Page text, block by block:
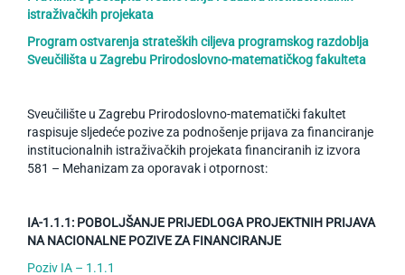
istraživačkih projekata
Program ostvarenja strateških ciljeva programskog razdoblja
Sveučilišta u Zagrebu Prirodoslovno-matematičkog fakulteta
Sveučilište u Zagrebu Prirodoslovno-matematički fakultet
raspisuje sljedeće pozive za podnošenje prijava za financiranje
institucionalnih istraživačkih projekata financiranih iz izvora
581 – Mehanizam za oporavak i otpornost:
IA-1.1.1: POBOLJŠANJE PRIJEDLOGA PROJEKTNIH PRIJAVA
NA NACIONALNE POZIVE ZA FINANCIRANJE
Poziv IA – 1.1.1